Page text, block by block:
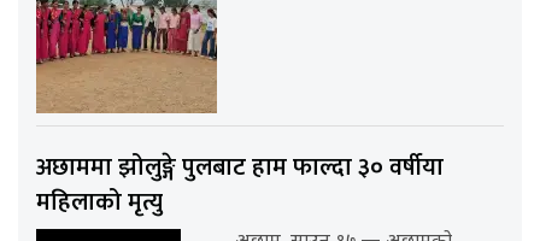
अछाममा झोलुङ्गे पुलबाट हाम फाल्दा ३० वर्षीया
महिलाको मृत्यु